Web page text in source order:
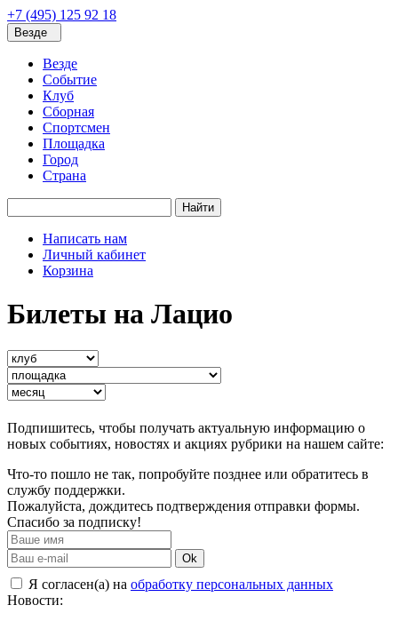
+7 (495) 125 92 18
Везде
Везде
Событие
Клуб
Сборная
Спортсмен
Площадка
Город
Страна
Найти
Написать нам
Личный кабинет
Корзина
Билеты на Лацио
Подпишитесь, чтобы получать актуальную информацию о
новых событиях, новостях и акциях рубрики на нашем сайте:
Что-то пошло не так, попробуйте позднее или обратитесь в
службу поддержки.
Пожалуйста, дождитесь подтверждения отправки формы.
Спасибо за подписку!
Ok
Я согласен(а) на обработку персональных данных
Новости: